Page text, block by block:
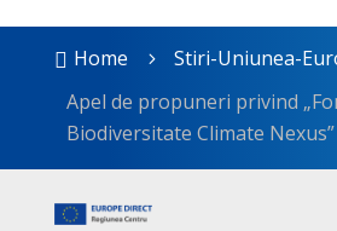
 Home 5 Stiri-Uniunea-
Apel de propuneri privind
Biodiversitate Climate Nexus”